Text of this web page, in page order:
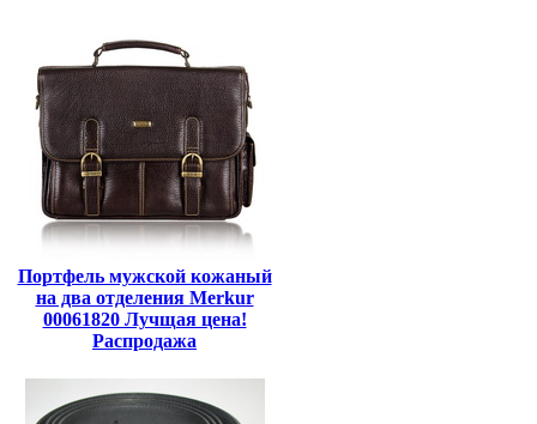
Портфель мужской кожаный
на два отделения Merkur
00061820 Лучщая цена!
Распродажа